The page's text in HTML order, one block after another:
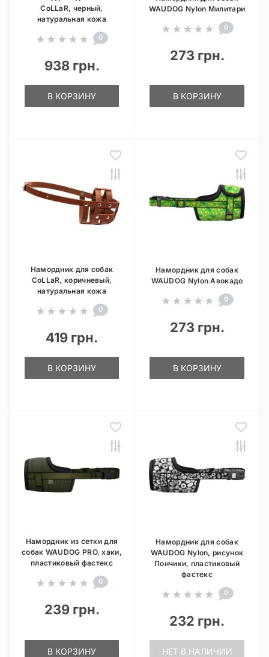
CoLLaR, черный,
натуральная кожа
0
938 грн.
В КОРЗИНУ
WAUDOG Nylon Милитари
0
273 грн.
В КОРЗИНУ
Намордник для собак
CoLLaR, коричневый,
натуральная кожа
0
419 грн.
В КОРЗИНУ
Намордник для собак
WAUDOG Nylon Авокадо
0
273 грн.
В КОРЗИНУ
Намордник из сетки для
собак WAUDOG PRO, хаки,
пластиковый фастекс
0
239 грн.
В КОРЗИНУ
Намордник для собак
WAUDOG Nylon, рисунок
Пончики, пластиковый
фастекс
0
232 грн.
НЕТ В НАЛИЧИИ